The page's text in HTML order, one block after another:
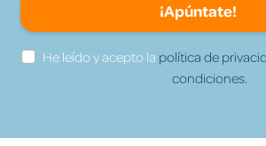
¡Apúntate!
He leído y acepto la política de
condiciones.